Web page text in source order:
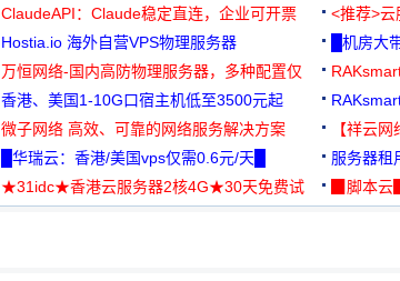
ClaudeAPI：Claude稳定直连，企业可开票
<推荐>
Hostia.io 海外自营VPS物理服务器
█机房大
万恒网络-国内高防物理服务器，多种配置仅
99元/月起
用★
香港、美国1-10G口宿主机低至3500元起
用★
微子网络 高效、可靠的网络服务解决方案
【祥云
█华瑞云：香港/美国vps仅需0.6元/天█
服务器租
★31idc★香港云服务器2核4G★30天免费试
▉脚本